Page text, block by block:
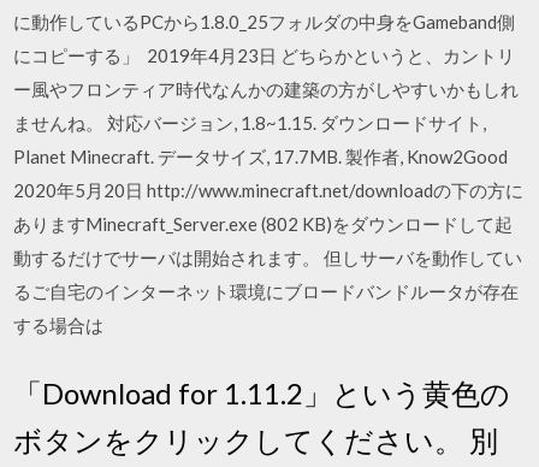
に動作しているPCから1.8.0_25フォルダの中身をGameband側
にコピーする」 2019年4月23日 どちらかというと、カントリ
ー風やフロンティア時代なんかの建築の方がしやすいかもしれ
ませんね。 対応バージョン, 1.8~1.15. ダウンロードサイト,
Planet Minecraft. データサイズ, 17.7MB. 製作者, Know2Good
2020年5月20日 http://www.minecraft.net/downloadの下の方に
ありますMinecraft_Server.exe (802 KB)をダウンロードして起
動するだけでサーバは開始されます。 但しサーバを動作してい
るご自宅のインターネット環境にブロードバンドルータが存在
する場合は
「Download for 1.11.2」という黄色の
ボタンをクリックしてください。 別